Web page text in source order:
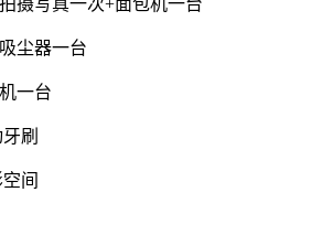
尘器一台
一台
刷
间